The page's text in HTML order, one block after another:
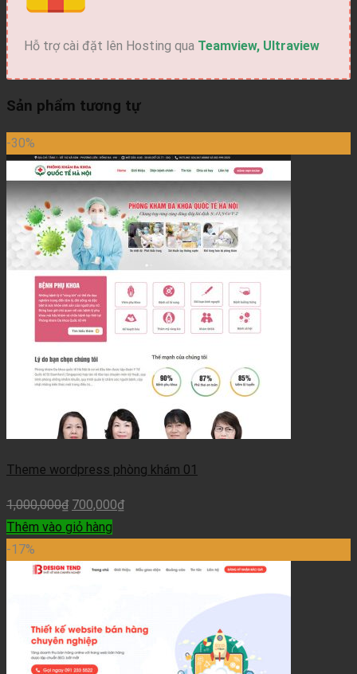
Hỗ trợ cài đặt lên Hosting qua Teamview, Ultraview
Sản phẩm tương tự
-30%
Theme wordpress phòng khám 01
1,000,000₫ 700,000₫
Thêm vào giỏ hàng
-17%